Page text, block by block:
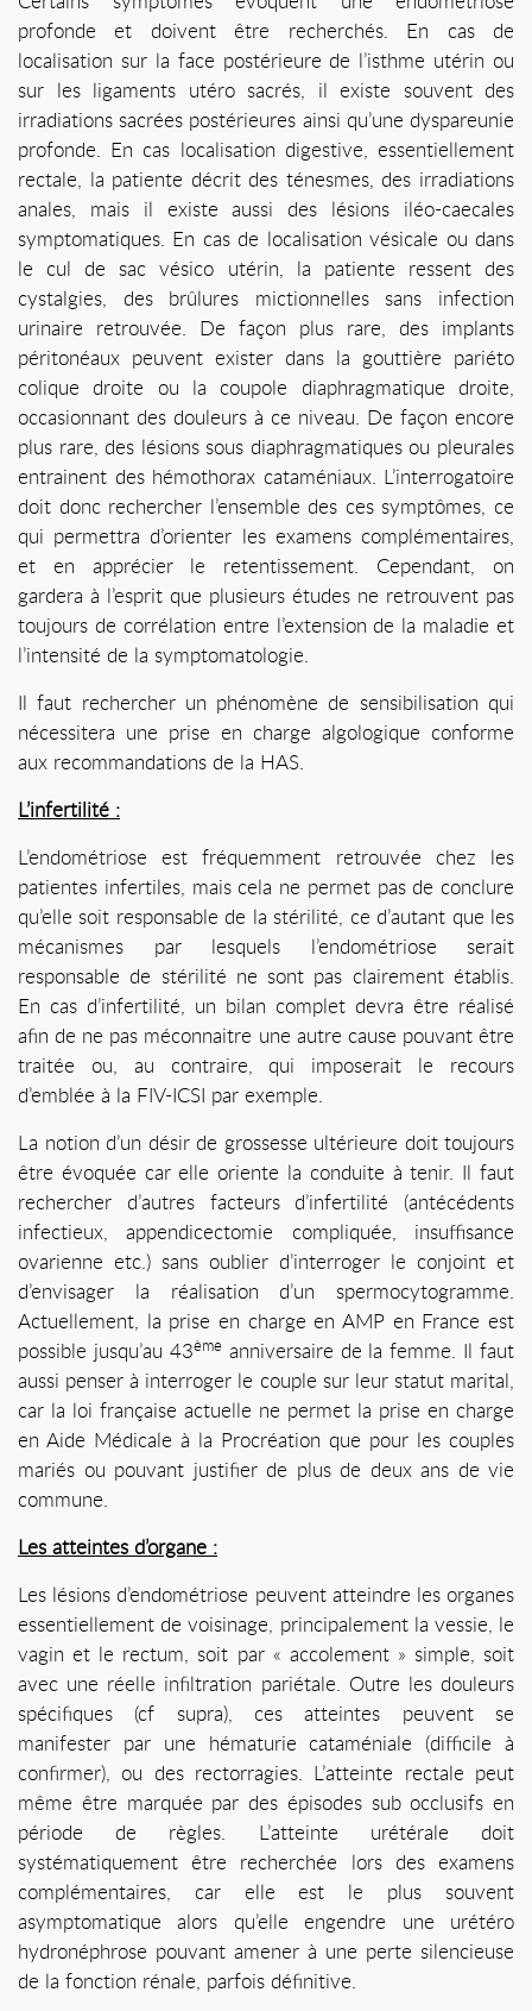
profonde et doivent être recherchés. En cas de
localisation sur la face postérieure de l’isthme utérin ou
sur les ligaments utéro sacrés, il existe souvent des
irradiations sacrées postérieures ainsi qu’une dyspareunie
profonde. En cas localisation digestive, essentiellement
rectale, la patiente décrit des ténesmes, des irradiations
anales, mais il existe aussi des lésions iléo-caecales
symptomatiques. En cas de localisation vésicale ou dans
le cul de sac vésico utérin, la patiente ressent des
cystalgies, des brûlures mictionnelles sans infection
urinaire retrouvée. De façon plus rare, des implants
péritonéaux peuvent exister dans la gouttière pariéto
colique droite ou la coupole diaphragmatique droite,
occasionnant des douleurs à ce niveau. De façon encore
plus rare, des lésions sous diaphragmatiques ou pleurales
entrainent des hémothorax cataméniaux. L’interrogatoire
doit donc rechercher l’ensemble des ces symptômes, ce
qui permettra d’orienter les examens complémentaires,
et en apprécier le retentissement. Cependant, on
gardera à l’esprit que plusieurs études ne retrouvent pas
toujours de corrélation entre l’extension de la maladie et
l’intensité de la symptomatologie.
Il faut rechercher un phénomène de sensibilisation qui
nécessitera une prise en charge algologique conforme
aux recommandations de la HAS.
L’infertilité :
L’endométriose est fréquemment retrouvée chez les
patientes infertiles, mais cela ne permet pas de conclure
qu’elle soit responsable de la stérilité, ce d’autant que les
mécanismes par lesquels l’endométriose serait
responsable de stérilité ne sont pas clairement établis.
En cas d’infertilité, un bilan complet devra être réalisé
afin de ne pas méconnaitre une autre cause pouvant être
traitée ou, au contraire, qui imposerait le recours
d’emblée à la FIV-ICSI par exemple.
La notion d’un désir de grossesse ultérieure doit toujours
être évoquée car elle oriente la conduite à tenir. Il faut
rechercher d’autres facteurs d’infertilité (antécédents
infectieux, appendicectomie compliquée, insuffisance
ovarienne etc.) sans oublier d’interroger le conjoint et
d’envisager la réalisation d’un spermocytogramme.
Actuellement, la prise en charge en AMP en France est
possible jusqu’au 43èmeanniversaire de la femme. Il faut
aussi penser à interroger le couple sur leur statut marital,
car la loi française actuelle ne permet la prise en charge
en Aide Médicale à la Procréation que pour les couples
mariés ou pouvant justifier de plus de deux ans de vie
commune.
Les atteintes d’organe :
Les lésions d’endométriose peuvent atteindre les organes
essentiellement de voisinage, principalement la vessie, le
vagin et le rectum, soit par « accolement » simple, soit
avec une réelle infiltration pariétale. Outre les douleurs
spécifiques (cf supra), ces atteintes peuvent se
manifester par une hématurie cataméniale (difficile à
confirmer), ou des rectorragies. L’atteinte rectale peut
même être marquée par des épisodes sub occlusifs en
période de règles. L’atteinte urétérale doit
systématiquement être recherchée lors des examens
complémentaires, car elle est le plus souvent
asymptomatique alors qu’elle engendre une urétéro
hydronéphrose pouvant amener à une perte silencieuse
de la fonction rénale, parfois définitive.